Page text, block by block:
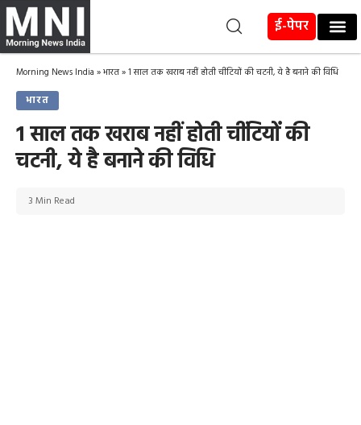
ई-पेपर
Morning News India »भारत»1 साल तक खराब नहीं होती चींटियों की चटनी, ये है बनाने की विधि
भारत
1 साल तक खराब नहीं होती चींटियों की
चटनी, ये है बनाने की विधि
3 Min Read